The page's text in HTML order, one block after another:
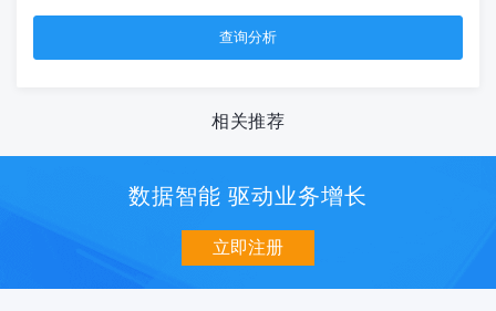
相关推荐
数据智能 驱动业务增长
立即注册